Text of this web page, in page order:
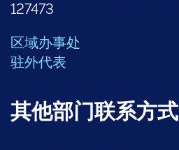
127473
区域办事处
驻外代表
其他部门联系方式